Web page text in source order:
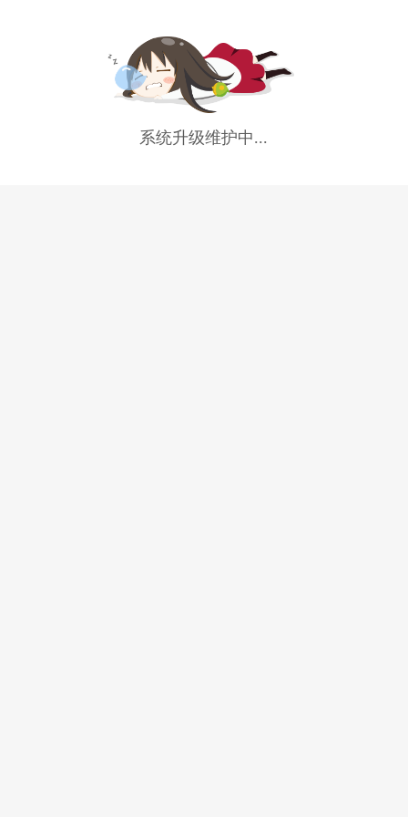
系统升级维护中...